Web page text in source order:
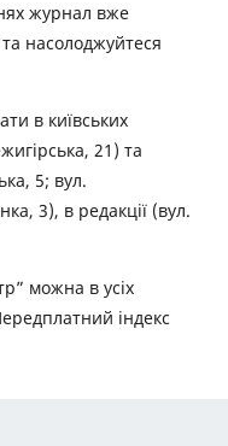
журнал вже
насолоджуйтеся
в київських
21) та
5; вул.
3), в редакції (вул.
можна в усіх
індекс